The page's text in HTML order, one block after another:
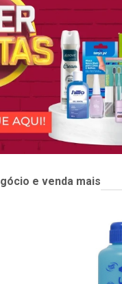
e venda mais